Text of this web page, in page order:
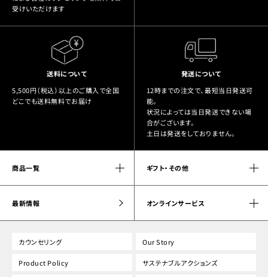
受けいただけます
送料について
5,500円（税込）以上のご購入で全国
どこでも送料無料でお届け
発送について
12時までの注文で、最短当日発送可
能。
状況によっては当日発送できない場
合がございます。
土日は発送をしておりません。
商品一覧 ギフト・その他
最新情報 オンラインサービス
カウンセリング Our Story
Product Policy サステナブルアクションズ